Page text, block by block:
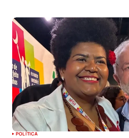
POLÍTICA